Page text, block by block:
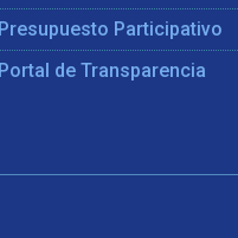
Presupuesto Participativo
Portal de Transparencia